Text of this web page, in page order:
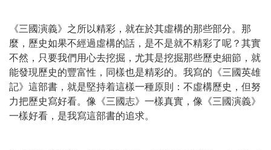
《三國演義》之所以精彩，就在於其虛構的那些部分。那
麼，歷史如果不經過虛構的話，是不是就不精彩了呢？其實
不然，只要我們用心去挖掘，尤其是挖掘那些歷史細節，就
能發現歷史的豐富性，同樣也是精彩的。我寫的《三國英雄
記》這部書，就是堅持着這樣一種原則：不虛構歷史，但努
力把歷史寫好看。像《三國志》一樣真實，像《三國演義》
一樣好看，是我寫這部書的追求。